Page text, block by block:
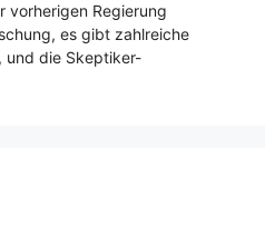
vorherigen Regierung
es gibt zahlreiche
und die Skeptiker-